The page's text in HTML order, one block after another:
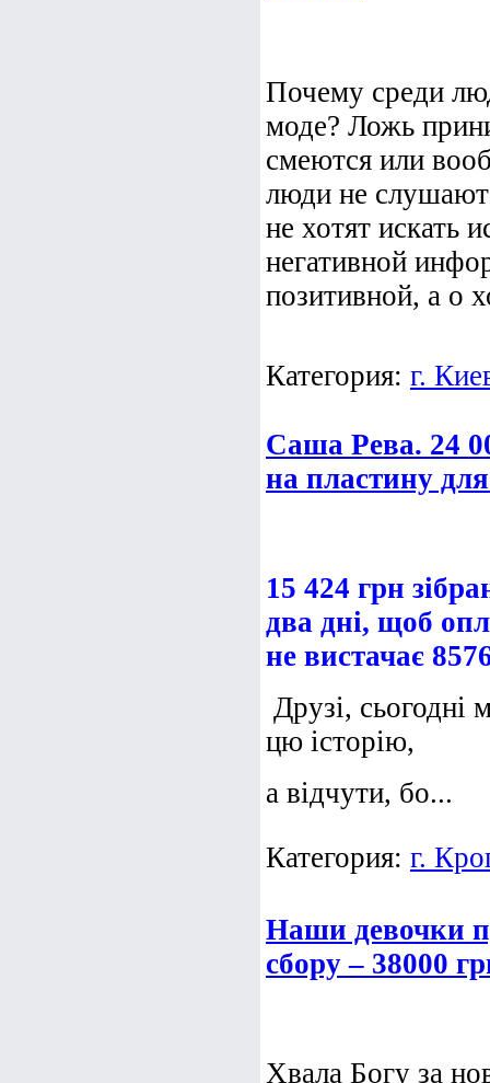
Почему среди
моде? Ложь
смеются или
люди не
не хотят искать
негативной
позитивной, а о
Категория: г.
Cаша Рева. 24
на пластину
15 424 грн
два дні, щоб
не вистачає
Друзі, сьогодні
цю історію,
а відчути, бо...
Категория: г.
Наши девочки
сбору – 38000
Хвала Богу за